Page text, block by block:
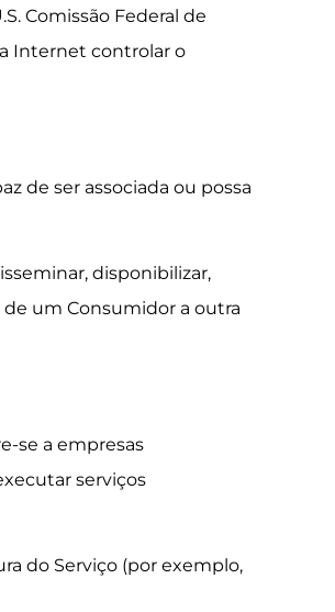
Comissão Federal de
Internet controlar o
de ser associada ou possa
disponibilizar,
um Consumidor a outra
se a empresas
serviços
do Serviço (por exemplo,